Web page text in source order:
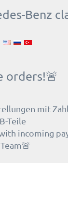
Benz
orders!🚨
mit
Teile
with incoming